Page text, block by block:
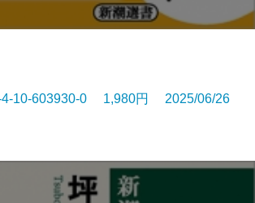
10-603930-0 1,980円 2025/06/26